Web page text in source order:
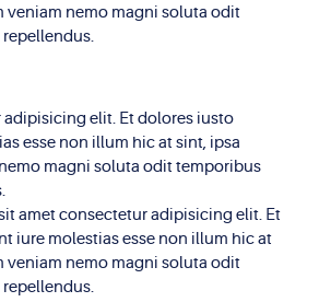
veniam nemo magni soluta odit
elit. Et dolores iusto
esse non illum hic at sint, ipsa
magni soluta odit temporibus
amet consectetur adipisicing elit. Et
iure molestias esse non illum hic at
veniam nemo magni soluta odit